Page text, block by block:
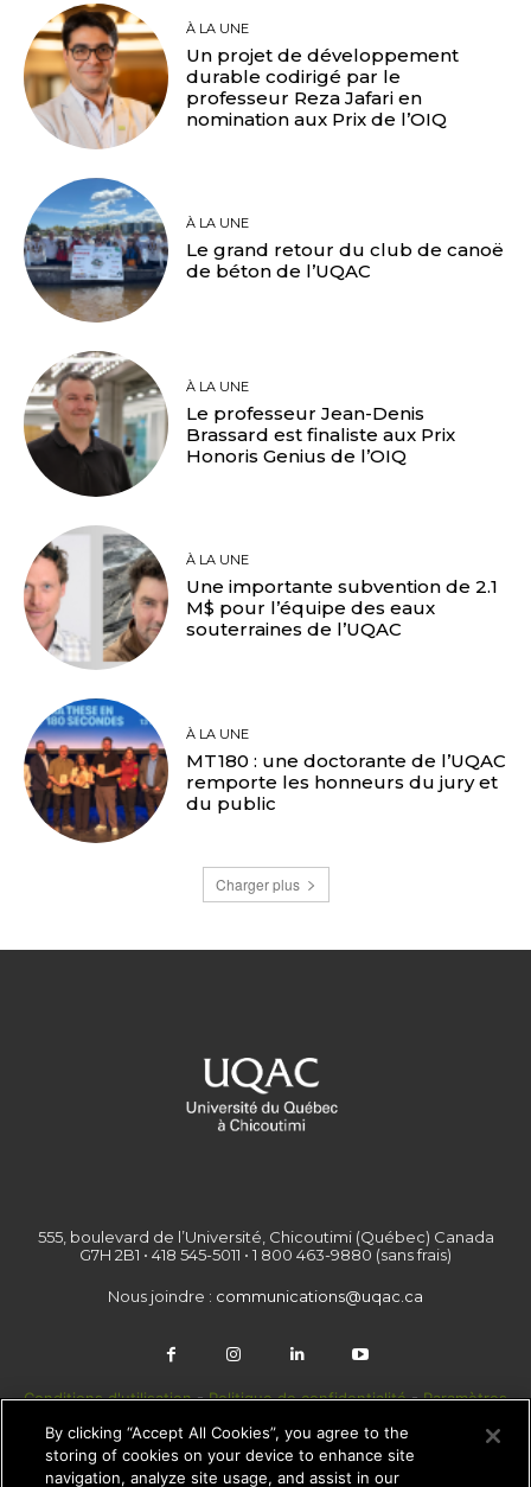
À LA UNE
Un projet de développement
durable codirigé par le
professeur Reza Jafari en
nomination aux Prix de l’OIQ
À LA UNE
Le grand retour du club de canoë
de béton de l’UQAC
À LA UNE
Le professeur Jean-Denis
Brassard est finaliste aux Prix
Honoris Genius de l’OIQ
À LA UNE
Une importante subvention de 2.1
M$ pour l’équipe des eaux
souterraines de l’UQAC
À LA UNE
MT180 : une doctorante de l’UQAC
remporte les honneurs du jury et
du public
Charger plus
555, boulevard de l’Université, Chicoutimi (Québec) Canada
G7H 2B1 • 418 545-5011 • 1 800 463-9880 (sans frais)
Nous joindre : communications@uqac.ca
Conditions d'utilisation-Politique de confidentialité-Paramètres
des témoins
By clicking “Accept All Cookies”, you agree to the
storing of cookies on your device to enhance site
navigation, analyze site usage, and assist in our